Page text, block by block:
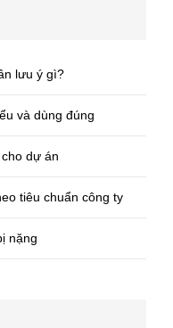
lưu ý gì?
và dùng đúng
dự án
tiêu chuẩn công ty
nặng